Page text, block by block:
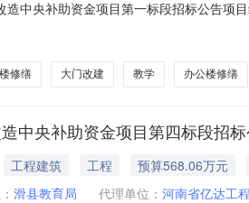
中央补助资金项目第一标段招标公告
。2.项目概况与招标范围2.1项目名称：
修缮 大门改建 教学 办公楼修缮
中央补助资金项目第四标段招
工程建筑 工程 预算568.06万元
滑县教育局 代理单位： 河南省亿达工